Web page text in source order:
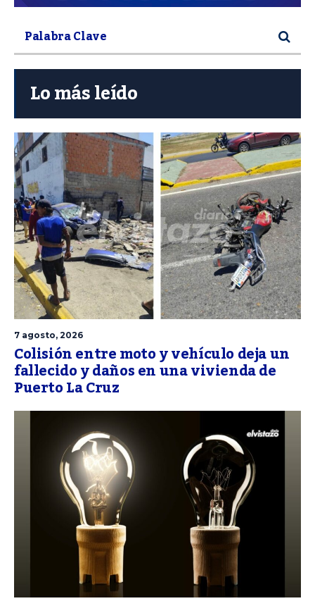
Lo más leído
7 agosto, 2026
Colisión entre moto y vehículo deja un
fallecido y daños en una vivienda de
Puerto La Cruz